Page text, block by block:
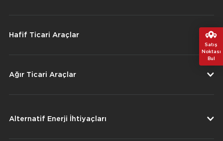
Satış
Noktası
Bul
Hafif Ticari Araçlar
Ağır Ticari Araçlar
Alternatif Enerji İhtiyaçları